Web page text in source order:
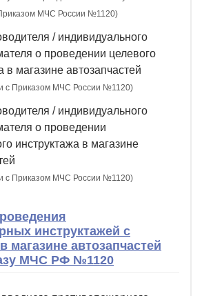
МЧС России №1120)
/ индивидуального
о проведении целевого
в магазине автозапчастей
с Приказом МЧС России №1120)
/ индивидуального
о проведении
инструктажа в магазине
с Приказом МЧС России №1120)
инструктажей с
магазине автозапчастей
МЧС РФ №1120